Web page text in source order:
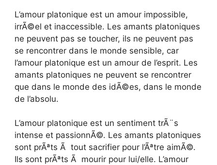
L’amour platonique est un amour impossible,
irrÃ©el et inaccessible. Les amants platoniques
ne peuvent pas se toucher, ils ne peuvent pas
se rencontrer dans le monde sensible, car
l’amour platonique est un amour de l’esprit. Les
amants platoniques ne peuvent se rencontrer
que dans le monde des idÃ©es, dans le monde
de l’absolu.
L’amour platonique est un sentiment trÃ¨s
intense et passionnÃ©. Les amants platoniques
sont prÃªts Ã tout sacrifier pour l’Ãªtre aimÃ©.
Ils sont prÃªts Ã mourir pour lui/elle. L’amour